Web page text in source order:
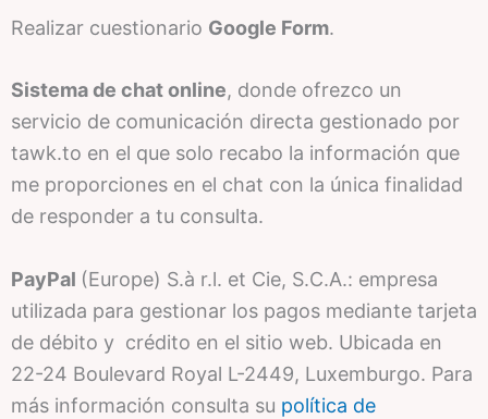
Realizar cuestionario Google Form.
Sistema de chat online, donde ofrezco un
servicio de comunicación directa gestionado por
tawk.to en el que solo recabo la información que
me proporciones en el chat con la única finalidad
de responder a tu consulta.
PayPal (Europe) S.à r.l. et Cie, S.C.A.: empresa
utilizada para gestionar los pagos mediante tarjeta
de débito y crédito en el sitio web. Ubicada en
22-24 Boulevard Royal L-2449, Luxemburgo. Para
más información consulta su política de